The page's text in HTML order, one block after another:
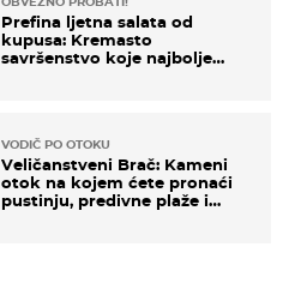
Prefina ljetna salata od
kupusa: Kremasto
savršenstvo koje najbolje
VODIČ PO OTOKU
Veličanstveni Brač: Kameni
otok na kojem ćete pronaći
pustinju, predivne plaže i